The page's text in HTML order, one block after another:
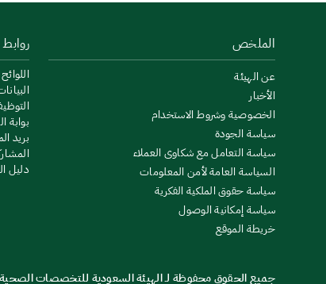
الملخص
عن الهيئة
الأخبار
الخصوصية وشروط الاستخدام
سياسة الجودة
سياسة التعامل مع شكاوى العملاء
السياسة العامة لأمن المعلومات
سياسة حقوق الملكية الفكرية
سياسة إمكانية الوصول
خريطة الموقع
بوابة
بريد
دليل
جميع الحقوق محفوظة لـ الهيئة السعودية للتخصصات الصحية ©